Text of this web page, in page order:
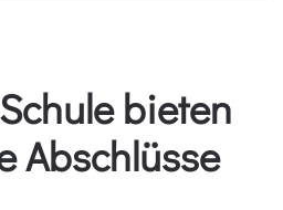
bieten
Abschlüsse